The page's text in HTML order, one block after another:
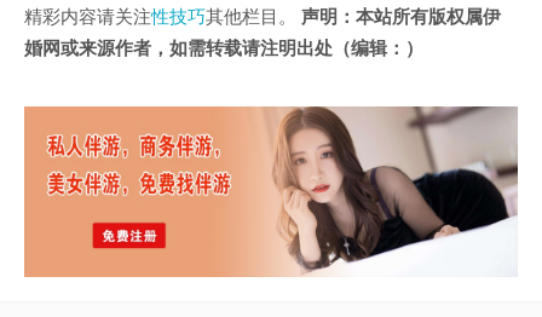
精彩内容请关注性技巧其他栏目。 声明：本站所有版权属伊
婚网或来源作者，如需转载请注明出处（编辑：）